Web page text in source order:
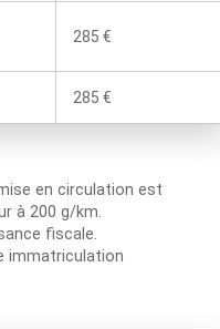
285 €
285 €
en circulation est
à 200 g/km.
fiscale.
immatriculation